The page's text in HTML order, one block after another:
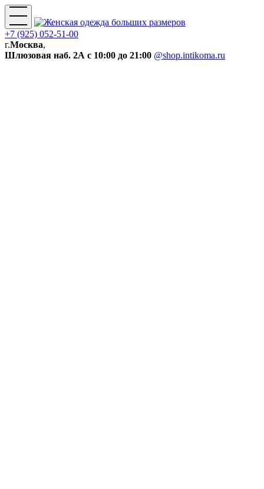
+7 (925) 052-51-00
г.Москва,
Шлюзовая наб. 2А с 10:00 до 21:00 @shop.intikoma.ru